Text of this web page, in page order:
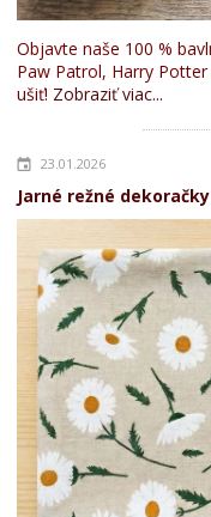
Objavte naše 100 %
Paw Patrol, Harry
ušiť! Zobraziť viac...
23.01.2026
Jarné režné dekoračky